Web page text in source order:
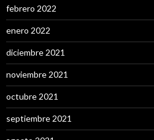
febrero 2022
enero 2022
diciembre 2021
noviembre 2021
octubre 2021
septiembre 2021